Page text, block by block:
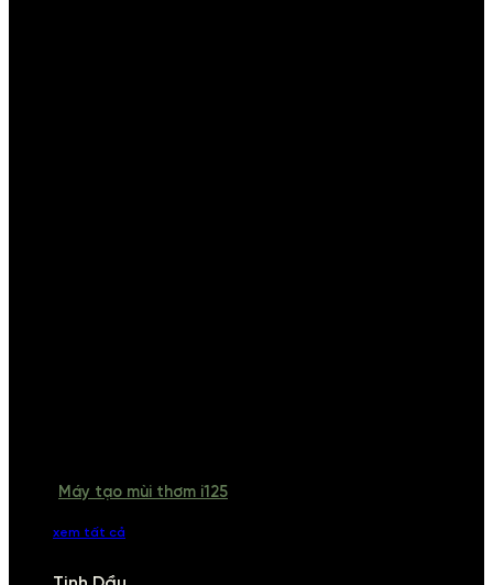
Máy tạo mùi thơm i125
xem tất cả